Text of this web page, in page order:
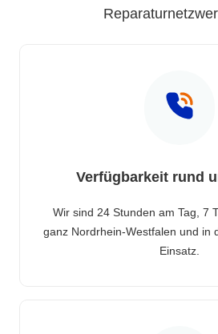
Verfügbarkeit rund
Wir sind 24 Stunden am Tag, 7
ganz Nordrhein-Westfalen und in
Einsatz.